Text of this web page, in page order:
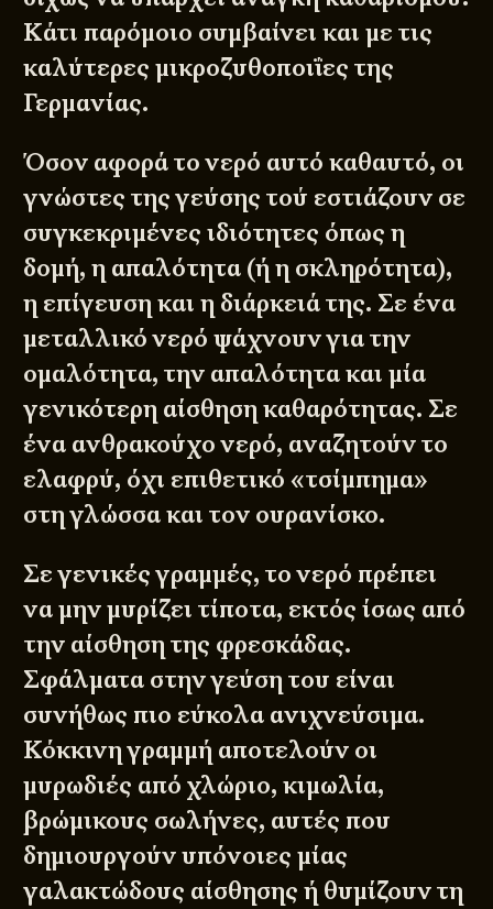
Κάτι παρόμοιο συμβαίνει και με τις
καλύτερες μικροζυθοποιΐες της
Γερμανίας.
Όσον αφορά το νερό αυτό καθαυτό, οι
γνώστες της γεύσης τού εστιάζουν σε
συγκεκριμένες ιδιότητες όπως η
δομή, η απαλότητα (ή η σκληρότητα),
η επίγευση και η διάρκειά της. Σε ένα
μεταλλικό νερό ψάχνουν για την
ομαλότητα, την απαλότητα και μία
γενικότερη αίσθηση καθαρότητας. Σε
ένα ανθρακούχο νερό, αναζητούν το
ελαφρύ, όχι επιθετικό «τσίμπημα»
στη γλώσσα και τον ουρανίσκο.
Σε γενικές γραμμές, το νερό πρέπει
να μην μυρίζει τίποτα, εκτός ίσως από
την αίσθηση της φρεσκάδας.
Σφάλματα στην γεύση του είναι
συνήθως πιο εύκολα ανιχνεύσιμα.
Κόκκινη γραμμή αποτελούν οι
μυρωδιές από χλώριο, κιμωλία,
βρώμικους σωλήνες, αυτές που
δημιουργούν υπόνοιες μίας
γαλακτώδους αίσθησης ή θυμίζουν τη